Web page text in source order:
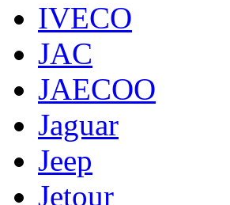
IVECO
JAC
JAECOO
Jaguar
Jeep
Jetour